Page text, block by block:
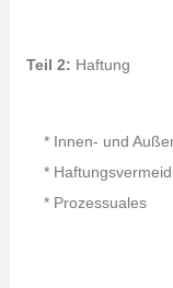
Teil 2: Haftung
* Innen- und
*
* Prozessuales